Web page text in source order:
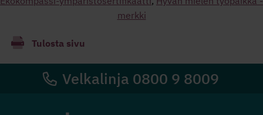
merkki
Tulosta sivu
Velkalinja 0800 9 8009